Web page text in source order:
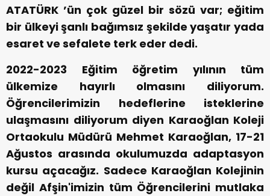
ATATÜRK ’ün çok güzel bir sözü var; eğitim
bir ülkeyi şanlı bağımsız şekilde yaşatır yada
esaret ve sefalete terk eder dedi.
2022-2023 Eğitim öğretim yılının tüm
ülkemize hayırlı olmasını diliyorum.
Öğrencilerimizin hedeflerine isteklerine
ulaşmasını diliyorum diyen Karaoğlan Koleji
Ortaokulu Müdürü Mehmet Karaoğlan, 17-21
Ağustos arasında okulumuzda adaptasyon
kursu açacağız. Sadece Karaoğlan Kolejinin
değil Afşin'imizin tüm Öğrencilerini mutlaka